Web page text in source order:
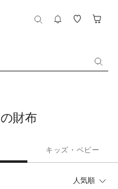
財布
キッズ・ベビー
人気順